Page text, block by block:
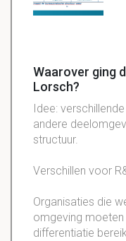
Waarover ging
Lorsch?
Idee:
andere
structuur.
Verschillen voor
Organisaties die
omgeving
differentiatie